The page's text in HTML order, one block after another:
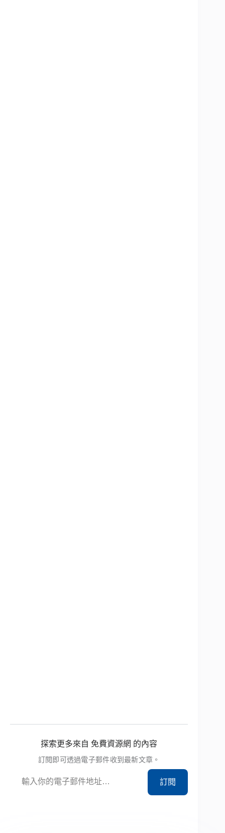
探索更多來自 免費資源網 的內容
訂閱即可透過電子郵件收到最新文章。
訂閱